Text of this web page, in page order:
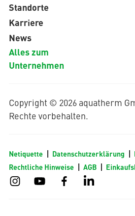
Standorte
Karriere
News
Alles zum
Unternehmen
Copyright © 2026 aquatherm
Rechte vorbehalten.
Netiquette Datenschutzerklärung
Rechtliche Hinweise
AGB